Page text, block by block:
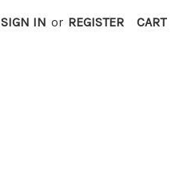
SIGN IN or REGISTER CART